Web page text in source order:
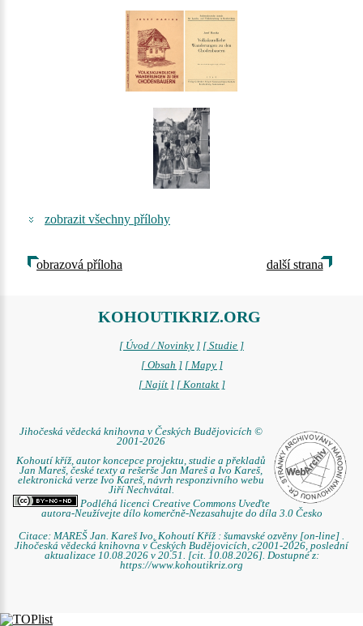
zobrazit všechny přílohy
obrazová příloha další strana
KOHOUTIKRIZ.ORG
[ Úvod / Novinky ] [ Studie ]
[ Obsah ] [ Mapy ]
[ Najít ] [ Kontakt ]
Jihočeská vědecká knihovna v Českých Budějovicích ©
2001-2026
Kohoutí kříž, autor koncepce projektu, studie a překladů
Jan Mareš, české texty a rešerše Jan Mareš a Ivo Kareš,
elektronická verze Ivo Kareš, návrh responzivního webu
Jiří Nechvátal.
Podléhá licenci Creative Commons Uveďte
autora-Neužívejte dílo komerčně-Nezasahujte do díla 3.0 Česko
Citace: MAREŠ Jan. Kareš Ivo. Kohoutí Kříž : šumavské ozvěny [on-line] .
Jihočeská vědecká knihovna v Českých Budějovicích, c2001-2026, poslední
aktualizace 10.08.2026 v 20.51. [cit. 10.08.2026]. Dostupné z:
https://www.kohoutikriz.org